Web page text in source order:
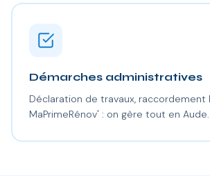
Démarches administratives
Déclaration de travaux, raccordement
MaPrimeRénov' : on gère tout en Aude.